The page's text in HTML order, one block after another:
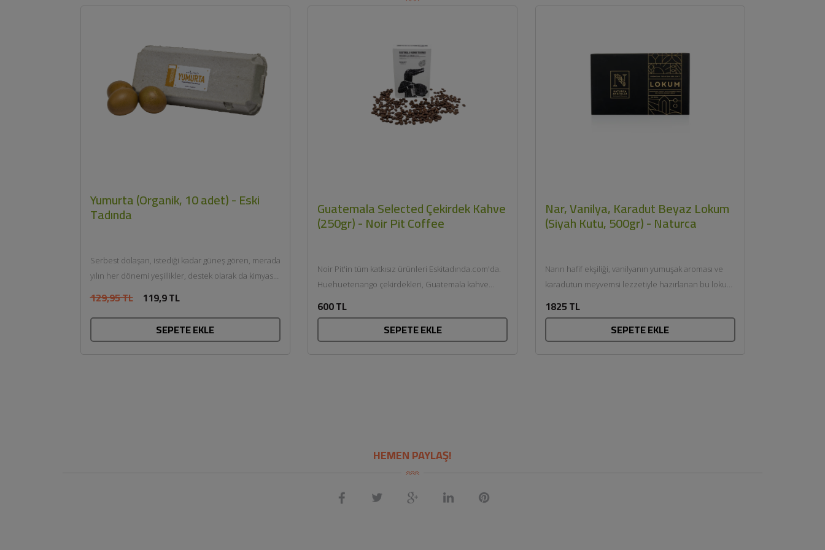
Yumurta (Organik, 10 adet) - Eski
Tadında
Serbest dolaşan, istediği kadar güneş gören, merada
yılın her dönemi yeşillikler, destek olarak da kimyasal
129,95 TL 119,9 TL
SEPETE EKLE
Guatemala Selected Çekirdek Kahve
(250gr) - Noir Pit Coffee
Noir Pit'in tüm katkısız ürünleri Eskitadında.com'da.
Huehuetenango çekirdekleri, Guatemala kahve
edilenidir. Bu...
600 TL
SEPETE EKLE
Nar, Vanilya, Karadut Beyaz Lokum
(Siyah Kutu, 500gr) - Naturca
Narın hafif ekşiliği, vanilyanın yumuşak aroması ve
karadutun meyvemsi lezzetiyle hazırlanan bu lokum,
1825 TL
SEPETE EKLE
HEMEN PAYLAŞ!